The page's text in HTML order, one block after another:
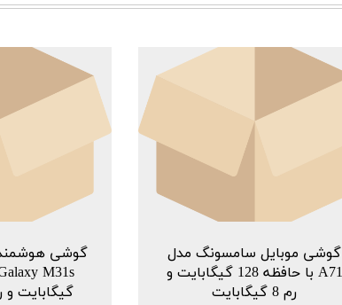
گوشی موبایل سامسونگ مدل
A71 با حافظه 128 گیگابایت و
رم 8 گیگابایت
گوشی
گیگابایت و رم 6